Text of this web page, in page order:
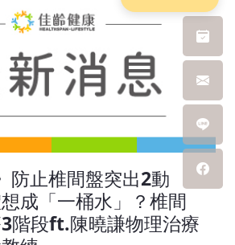
防止椎間盤突出2動
成「一桶水」？椎間
階段ft.陳曉謙物理治療